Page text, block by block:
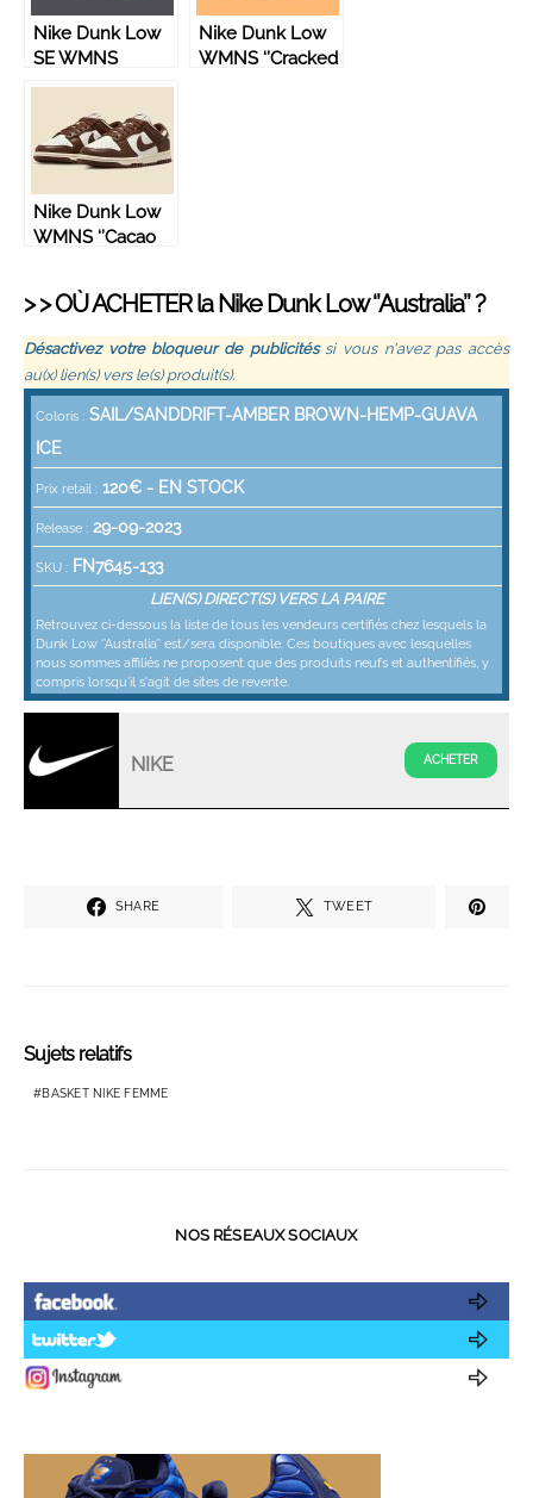
Nike Dunk Low
SE WMNS
‘’Fleece
Burgundy Crush’’
– DQ7579-600
Nike Dunk Low
WMNS ‘’Cracked
Nike Dunk Low
WMNS ‘’Cacao
> > OÙ ACHETER la Nike Dunk Low ‘’Australia’’ ?
Désactivez votre bloqueur de publicitéssi vous n'avez pas accès
au(x) lien(s) vers le(s) produit(s).
Coloris : SAIL/SANDDRIFT-AMBER BROWN-HEMP-GUAVA
ICE
Prix retail : 120€ - EN STOCK
Release : 29-09-2023
SKU : FN7645-133
LIEN(S) DIRECT(S) VERS LA PAIRE
Retrouvez ci-dessous la liste de tous les vendeurs certifiés chez lesquels la
Dunk Low ‘’Australia’’ est/sera disponible. Ces boutiques avec lesquelles
nous sommes affiliés ne proposent que des produits neufs et authentifiés, y
compris lorsqu'il s'agit de sites de revente.
NIKE
SHARE TWEET
Sujets relatifs
BASKET NIKE FEMME
NOS RÉSEAUX SOCIAUX